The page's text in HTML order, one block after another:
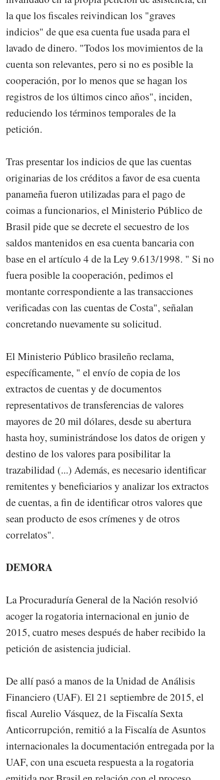
la que los fiscales reivindican los "graves
indicios" de que esa cuenta fue usada para el
lavado de dinero. "Todos los movimientos de la
cuenta son relevantes, pero si no es posible la
cooperación, por lo menos que se hagan los
registros de los últimos cinco años", inciden,
reduciendo los términos temporales de la
petición.
Tras presentar los indicios de que las cuentas
originarias de los créditos a favor de esa cuenta
panameña fueron utilizadas para el pago de
coimas a funcionarios, el Ministerio Público de
Brasil pide que se decrete el secuestro de los
saldos mantenidos en esa cuenta bancaria con
base en el artículo 4 de la Ley 9.613/1998. " Si no
fuera posible la cooperación, pedimos el
montante correspondiente a las transacciones
verificadas con las cuentas de Costa", señalan
concretando nuevamente su solicitud.
El Ministerio Público brasileño reclama,
específicamente, " el envío de copia de los
extractos de cuentas y de documentos
representativos de transferencias de valores
mayores de 20 mil dólares, desde su abertura
hasta hoy, suministrándose los datos de origen y
destino de los valores para posibilitar la
trazabilidad (...) Además, es necesario identificar
remitentes y beneficiarios y analizar los extractos
de cuentas, a fin de identificar otros valores que
sean producto de esos crímenes y de otros
correlatos".
DEMORA
La Procuraduría General de la Nación resolvió
acoger la rogatoria internacional en junio de
2015, cuatro meses después de haber recibido la
petición de asistencia judicial.
De allí pasó a manos de la Unidad de Análisis
Financiero (UAF). El 21 septiembre de 2015, el
fiscal Aurelio Vásquez, de la Fiscalía Sexta
Anticorrupción, remitió a la Fiscalía de Asuntos
internacionales la documentación entregada por la
UAF, con una escueta respuesta a la rogatoria